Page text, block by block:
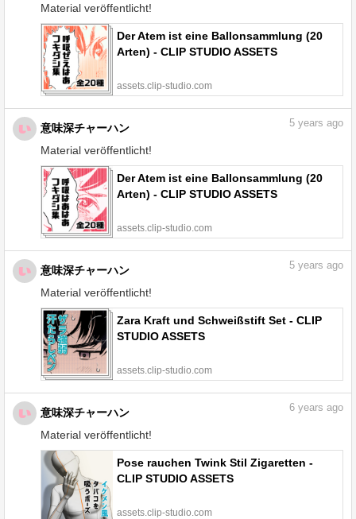
Material veröffentlicht!
Der Atem ist eine Ballonsammlung (20
Arten) - CLIP STUDIO ASSETS
assets.clip-studio.com
意味深チャーハン
Material veröffentlicht!
5 years ago
Der Atem ist eine Ballonsammlung (20
Arten) - CLIP STUDIO ASSETS
assets.clip-studio.com
意味深チャーハン
Material veröffentlicht!
5 years ago
Zara Kraft und Schweißstift Set - CLIP
STUDIO ASSETS
assets.clip-studio.com
意味深チャーハン
Material veröffentlicht!
6 years ago
Pose rauchen Twink Stil Zigaretten -
CLIP STUDIO ASSETS
assets.clip-studio.com